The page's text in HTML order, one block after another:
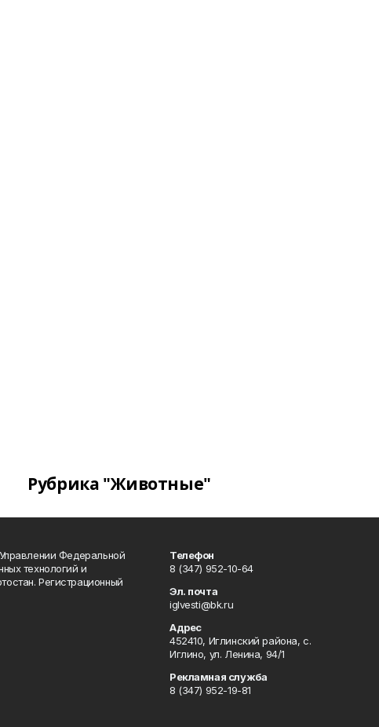
Рубрика "Животные"
Федеральной
технологий и
Регистрационный
Телефон
8 (347) 952-10-64
Эл. почта
iglvesti@bk.ru
Адрес
452410, Иглинский района, с.
Иглино, ул. Ленина, 94/1
Рекламная служба
8 (347) 952-19-81